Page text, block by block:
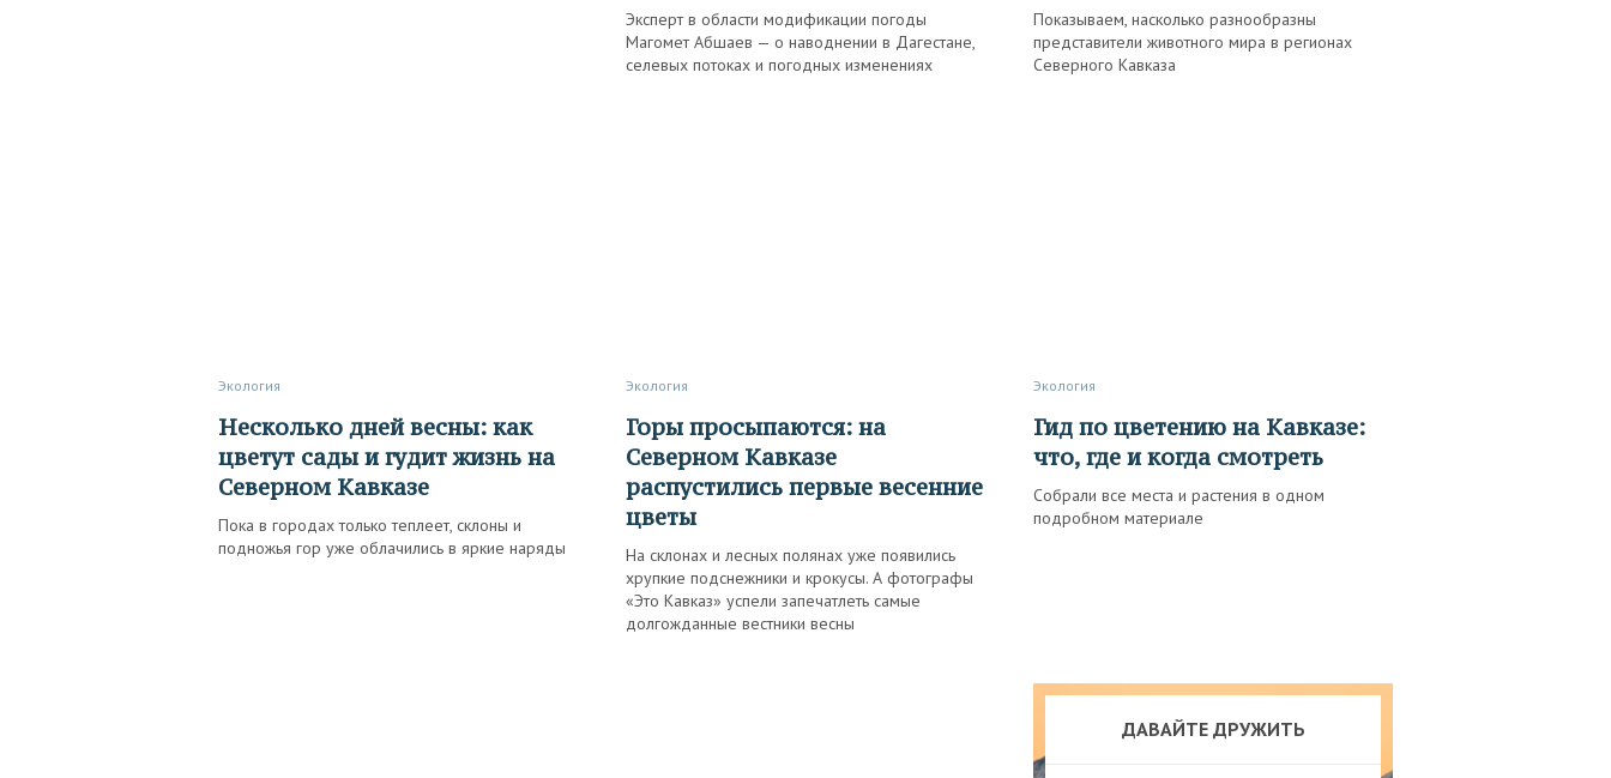
Эксперт в области модификации погоды
Магомет Абшаев — о наводнении в Дагестане,
селевых потоках и погодных изменениях
Показываем, насколько разнообразны
представители животного мира в регионах
Северного Кавказа
Экология
Несколько дней весны: как
цветут сады и гудит жизнь на
Северном Кавказе
Пока в городах только теплеет, склоны и
подножья гор уже облачились в яркие наряды
Экология
Горы просыпаются: на
Северном Кавказе
распустились первые весенние
цветы
На склонах и лесных полянах уже появились
хрупкие подснежники и крокусы. А фотографы
«Это Кавказ» успели запечатлеть самые
долгожданные вестники весны
Экология
Гид по цветению на Кавказе:
что, где и когда смотреть
Собрали все места и растения в одном
подробном материале
ДАВАЙТЕ ДРУЖИТЬ